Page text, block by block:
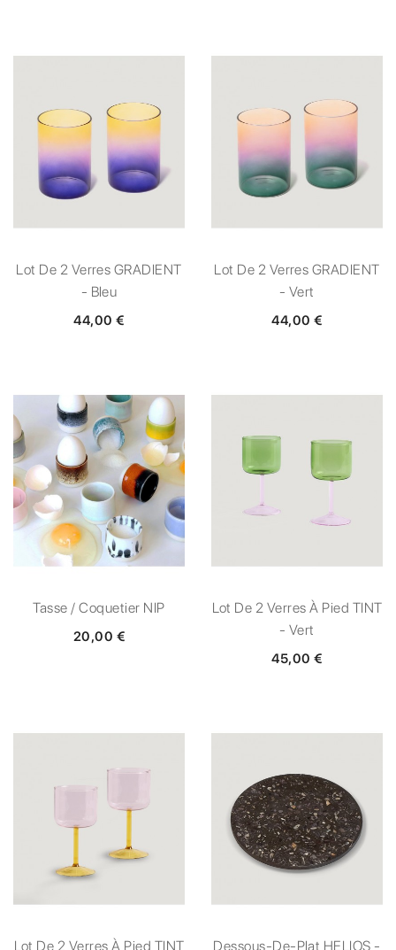
Lot De 2 Verres GRADIENT
- Bleu
44,00 €
Lot De 2 Verres GRADIENT
- Vert
44,00 €
Tasse / Coquetier NIP
20,00 €
Lot De 2 Verres À Pied TINT
- Vert
45,00 €
Lot De 2 Verres À Pied TINT
Dessous-De-Plat HELIOS -